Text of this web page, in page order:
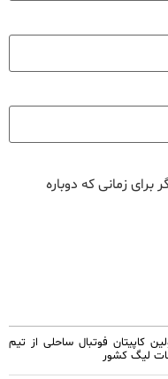
زمانی که دوباره
کاپیتان فوتبال ساحلی از تیم
لیگ کشور